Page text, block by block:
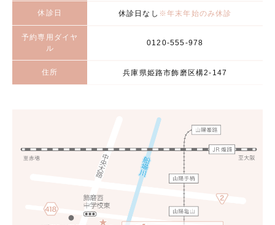
休診日 休診日なし ※年末年始のみ休診
予約専用ダイヤ
ル
0120-555-978
住所 兵庫県姫路市飾磨区構2-147